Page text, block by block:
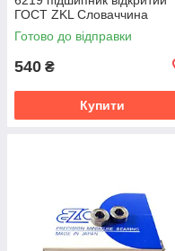
ГОСТ ZKL Словаччина
Готово до відправки
540 ₴
Купити